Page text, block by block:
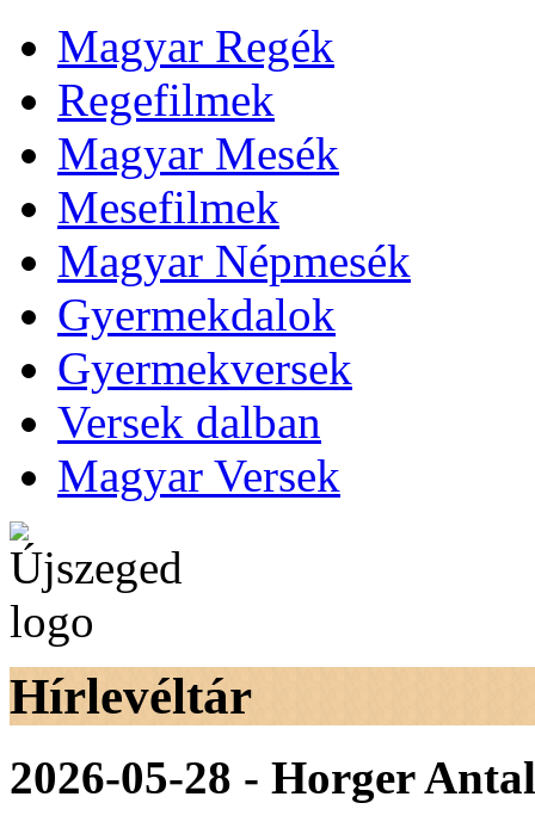
Magyar Regék
Regefilmek
Magyar Mesék
Mesefilmek
Magyar Népmesék
Gyermekdalok
Gyermekversek
Versek dalban
Magyar Versek
Hírlevéltár
2026-05-28 - Horger